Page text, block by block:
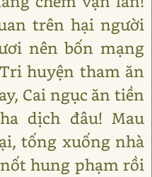
trên hại người
nên bốn mạng
huyện tham ăn
Cai ngục ăn tiền
dịch đâu! Mau
tống xuống nhà
hung phạm rồi